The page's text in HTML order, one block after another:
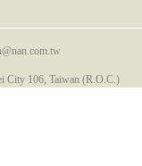
City 106, Taiwan (R.O.C.)